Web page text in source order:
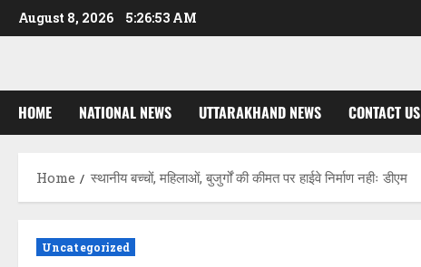
Skip
to
August 8, 2026 5:26:54 AM
HOME NATIONAL NEWS UTTARAKHAND NEWS CONTACT US
Home स्थानीय बच्चों, महिलाओं, बुजुर्गों की कीमत पर हाईवे निर्माण नहीः डीएम
Uncategorized